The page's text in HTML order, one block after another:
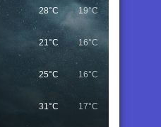
28°C 19°C
21°C 16°C
25°C 16°C
31°C 17°C